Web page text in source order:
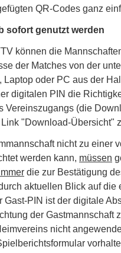
QR-Codes ganz
sofort genutzt werden
können die
der Matches von der
Laptop oder PC aus der
digitalen PIN die
Vereinszugangs (die
"Download-Übersicht"
nicht zu einer
werden kann, müssen
die zur Bestätigung
aktuellen Blick auf
Gast-PIN ist der digitale
der Gastmannschaft
nicht